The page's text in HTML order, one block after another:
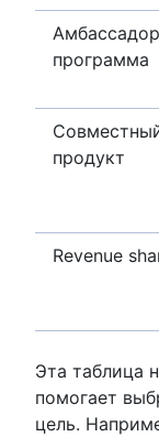
программа
продукт
Revenue
Эта таблица
помогает
цель.